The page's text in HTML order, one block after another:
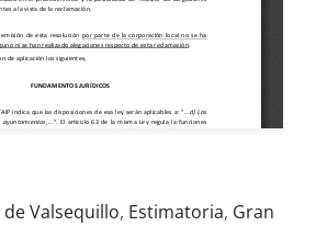
Valsequillo, Estimatoria, Gran